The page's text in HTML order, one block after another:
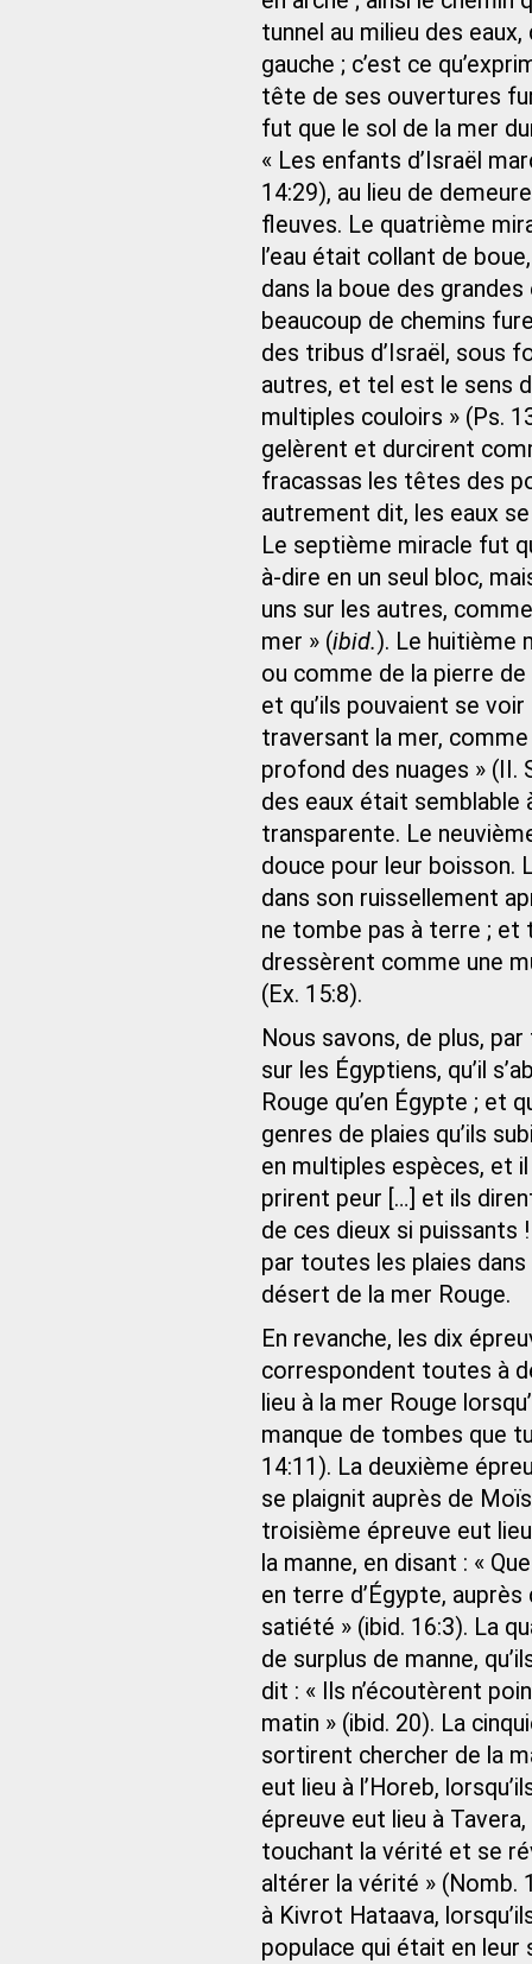
tunnel au milieu des
gauche ; c’est ce
tête de ses ouvertures
fut que le sol de la mer
« Les enfants d’Israël
14:29), au lieu de
fleuves. Le quatrième
l’eau était collant de
dans la boue des
beaucoup de chemins
des tribus d’Israël, sous
autres, et tel est le sens
multiples couloirs » (Ps.
gelèrent et durcirent
fracassas les têtes des
autrement dit, les eaux
Le septième miracle fut
à-dire en un seul bloc,
uns sur les autres,
mer » (ibid.). Le huitième
ou comme de la pierre de
et qu’ils pouvaient se
traversant la mer,
profond des nuages » (II.
des eaux était semblable
transparente. Le
douce pour leur boisson.
dans son ruissellement
ne tombe pas à terre ; et
dressèrent comme une
(Ex. 15:8).
Nous savons, de plus,
sur les Égyptiens, qu’il
Rouge qu’en Égypte ; et
genres de plaies qu’ils
en multiples espèces, et
prirent peur […] et ils
de ces dieux si puissants
par toutes les plaies dans
désert de la mer Rouge.
En revanche, les dix
correspondent toutes à
lieu à la mer Rouge
manque de tombes que
14:11). La deuxième
se plaignit auprès de
troisième épreuve eut
la manne, en disant : «
en terre d’Égypte,
satiété » (ibid. 16:3). La
de surplus de manne,
dit : « Ils n’écoutèrent
matin » (ibid. 20). La
sortirent chercher de la
eut lieu à l’Horeb,
épreuve eut lieu à
touchant la vérité et se
altérer la vérité » (Nomb.
à Kivrot Hataava,
populace qui était en leur